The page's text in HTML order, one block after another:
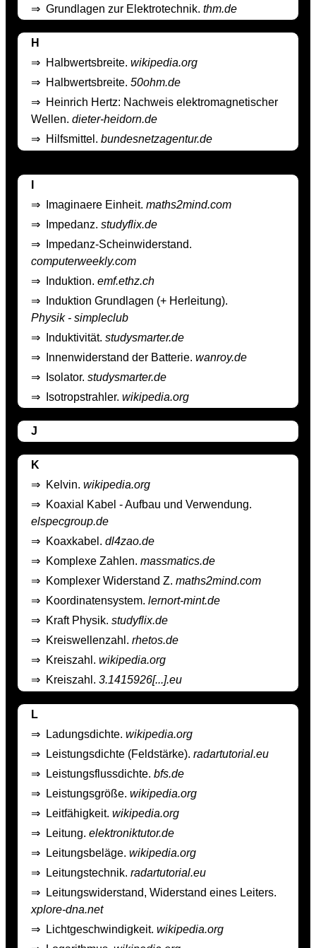
⇒ Grundlagen zur Elektrotechnik. thm.de
H
⇒ Halbwertsbreite. wikipedia.org
⇒ Halbwertsbreite. 50ohm.de
⇒ Heinrich Hertz: Nachweis elektromagnetischer
Wellen. dieter-heidorn.de
⇒ Hilfsmittel. bundesnetzagentur.de
⇒
Imaginaere Einheit. maths2mind.com
⇒
Impedanz. studyflix.de
⇒
Impedanz-Scheinwiderstand.
computerweekly.com
⇒
Induktion. emf.ethz.ch
⇒
Induktion Grundlagen (+ Herleitung).
Physik - simpleclub
⇒
Induktivität. studysmarter.de
⇒
Innenwiderstand der Batterie. wanroy.de
⇒
Isolator. studysmarter.de
⇒
Isotropstrahler. wikipedia.org
J
K
⇒ Kelvin. wikipedia.org
⇒ Koaxial Kabel - Aufbau und Verwendung.
elspecgroup.de
⇒ Koaxkabel. dl4zao.de
⇒ Komplexe Zahlen. massmatics.de
⇒ Komplexer Widerstand Z. maths2mind.com
⇒ Koordinatensystem. lernort-mint.de
⇒ Kraft Physik. studyflix.de
⇒ Kreiswellenzahl. rhetos.de
⇒ Kreiszahl. wikipedia.org
⇒ Kreiszahl. 3.1415926[...].eu
L
⇒
Ladungsdichte. wikipedia.org
⇒
Leistungsdichte (Feldstärke). radartutorial.eu
⇒
Leistungsflussdichte. bfs.de
⇒
Leistungsgröße. wikipedia.org
⇒
Leitfähigkeit. wikipedia.org
⇒
Leitung. elektroniktutor.de
⇒
Leitungsbeläge. wikipedia.org
⇒
Leitungstechnik. radartutorial.eu
⇒
Leitungswiderstand, Widerstand eines Leiters.
xplore-dna.net
⇒
Lichtgeschwindigkeit. wikipedia.org